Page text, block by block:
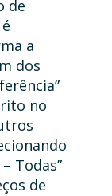
de
a
dos
no
Todas”
de